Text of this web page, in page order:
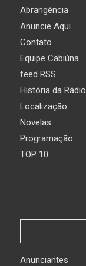
Abrangência
Anuncie Aqui
Contato
Equipe Cabiúna
feed RSS
História da Rádio
Localização
Novelas
Programação
TOP 10
Anunciantes